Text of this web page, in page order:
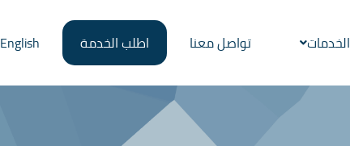
الخدمات تواصل معنا اطلب الخدمة English